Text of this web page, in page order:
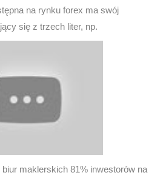
na rynku forex ma swój
się z trzech liter, np.
biur maklerskich 81% inwestorów na